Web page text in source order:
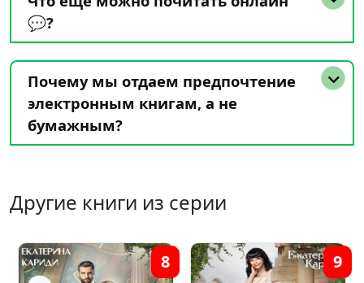
💬?
Почему мы отдаем предпочтение
электронным книгам, а не
бумажным?
Другие книги из серии
9 4